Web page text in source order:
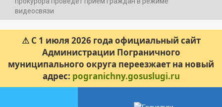
видеосвязи
⚠ С 1 июля 2026 года официальный сайт
Администрации Пограничного
муниципального округа переезжает на новый
адрес: pogranichny.gosuslugi.ru